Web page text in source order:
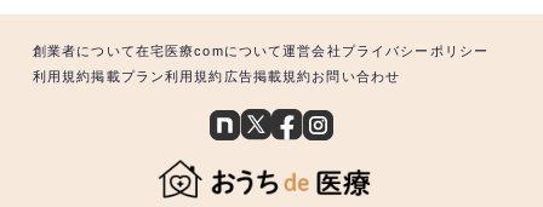
創業者について在宅医療comについて運営会社 プライバシーポリシー
利用規約掲載プラン利用規約 広告掲載規約お問い合わせ